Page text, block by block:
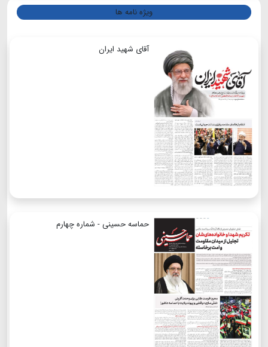
ویژه نامه ها
آقای شهید ایران
حماسه حسینی - شماره چهارم